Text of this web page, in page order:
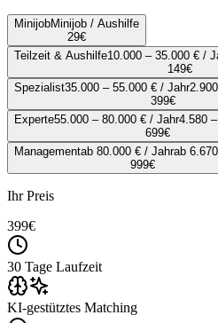
MinijobMinijob / Aushilfe
29€
Teilzeit & Aushilfe10.000 – 35.000 € /
149€
Spezialist35.000 – 55.000 € / Jahr
399€
Experte55.000 – 80.000 € / Jahr4.580
699€
Managementab 80.000 € / Jahrab
999€
Ihr Preis
399€
30 Tage Laufzeit
KI-gestütztes Matching